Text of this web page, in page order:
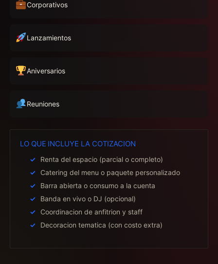
Corporativos
Lanzamientos
Aniversarios
Reuniones
LO QUE INCLUYE LA COTIZACION
Renta del espacio (parcial o completo)
Catering del menu o paquete personalizado
Barra abierta o consumo a la cuenta
Banda en vivo o DJ (opcional)
Coordinacion de anfitrion y staff
Decoracion tematica (con costo extra)